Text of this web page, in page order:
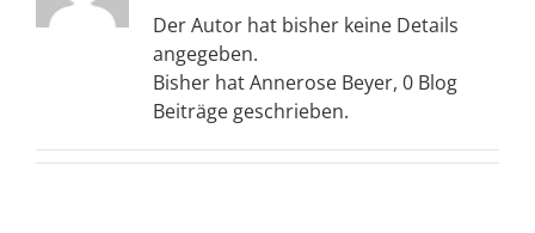
Der Autor hat bisher keine Details
angegeben.
Bisher hat Annerose Beyer, 0 Blog
Beiträge geschrieben.